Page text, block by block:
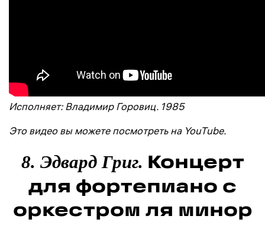
Исполняет: Владимир Горовиц. 1985
Это видео вы можете посмотреть на YouTube.
8. Эдвард Григ. Концерт
для фортепиано с
оркестром ля минор